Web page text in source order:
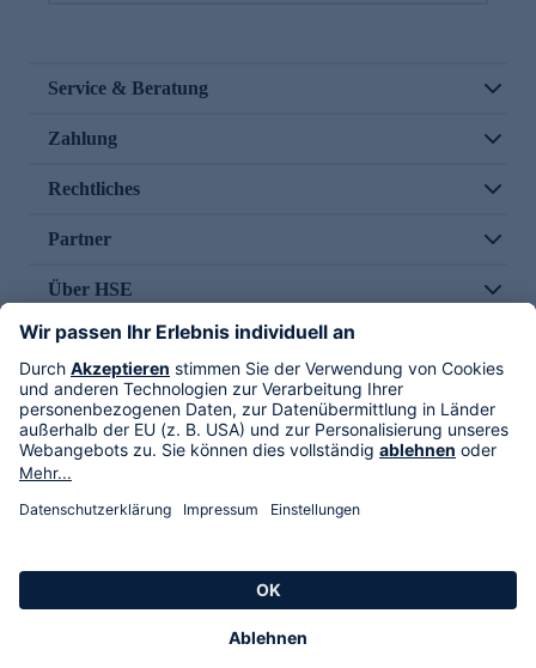
Service & Beratung
Zahlung
Rechtliches
Partner
Über HSE
Im TV
HSE International